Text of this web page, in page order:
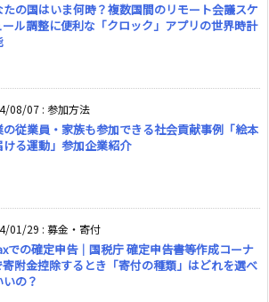
たの国はいま何時？複数国間のリモート会議スケ
ール調整に便利な「クロック」アプリの世界時計
08/07 : 参加方法
の従業員・家族も参加できる社会貢献事例「絵本
ける運動」参加企業紹介
01/29 : 募金・寄付
での確定申告｜国税庁 確定申告書等作成コーナ
寄附金控除するとき「寄付の種類」はどれを選べ
の？